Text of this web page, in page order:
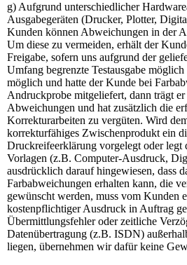
g) Aufgrund unterschiedlicher
Ausgabegeräten (Drucker, Plotter,
Kunden können Abweichungen in der
Um diese zu vermeiden, erhält der
Freigabe, sofern uns aufgrund der
Umfang begrenzte Testausgabe
möglich und hatte der Kunde bei
Andruckprobe mitgeliefert, dann trägt
Abweichungen und hat zusätzlich die
Korrekturarbeiten zu vergüten. Wird
korrekturfähiges Zwischenprodukt ein
Druckreifeerklärung vorgelegt oder legt
Vorlagen (z.B. Computer-Ausdruck,
ausdrücklich darauf hingewiesen, dass
Farbabweichungen erhalten kann, die
gewünscht werden, muss vom Kunden
kostenpflichtiger Ausdruck in Auftrag
Übermittlungsfehler oder zeitliche
Datenübertragung (z.B. ISDN)
liegen, übernehmen wir dafür keine